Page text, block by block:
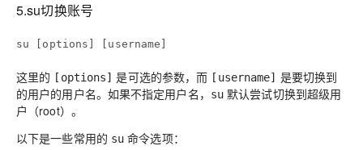
5.su切换账号
su [options] [username]
这里的 [options] 是可选的参数，而 [username] 是要切换到
的用户的用户名。如果不指定用户名，
su 默认尝试切换到超级用
户（root）。
以下是一些常用的 su 命令选项：